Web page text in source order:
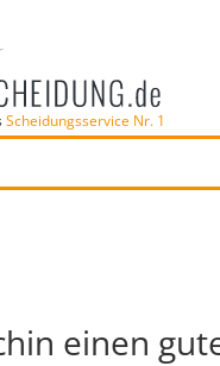
Scheidungsservice Nr. 1
einen